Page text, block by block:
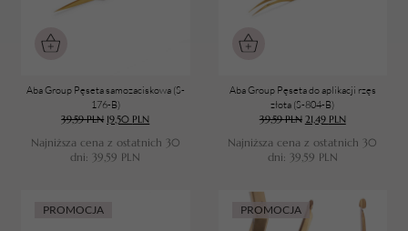
Aba Group Pęseta samozaciskowa (S-
176-B)
39,59PLN 19,50 PLN
Najniższa cena z ostatnich 30
dni: 39,59 PLN
Aba Group Pęseta do aplikacji rzęs
złota (S-804-B)
39,59PLN 21,49 PLN
Najniższa cena z ostatnich 30
dni: 39,59 PLN
PROMOCJA PROMOCJA